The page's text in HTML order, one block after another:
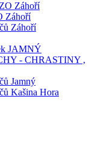
Záhoří
Záhoří
Záhoří
JAMNÝ
- CHRASTINY ,
Jamný
Kašina Hora